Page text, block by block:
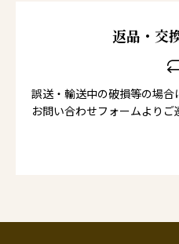
返品・交
誤送・輸送中の破損等の場
お問い合わせフォームよりご